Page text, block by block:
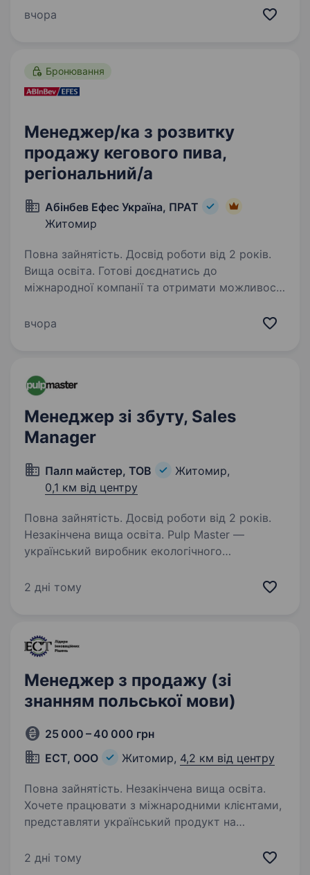
Ви отримаєте наставництво від працівників
вчора
Бронювання
Менеджер/ка з розвитку
продажу кегового пива,
регіональний/а
Абінбев Ефес Україна, ПРАТ
Житомир
Повна зайнятість. Досвід роботи від 2 років.
Вища освіта. Готові доєднатись до
міжнародної компанії та отримати можливості
Ви отримаєте наставництво від працівників
вчора
Менеджер зі збуту, Sales
Manager
Палп майстер, ТОВ
Житомир,
0,1 км від центру
Повна зайнятість. Досвід роботи від 2 років.
Незакінчена вища освіта. Pulp Master —
український виробник екологічного
Сфера діяльності: виробництво, B2B-продажі,
2 дні тому
Менеджер з продажу (зі
знанням польської мови)
25 000 – 40 000 грн
ЕСТ, ООО
Житомир, 4,2 км від центру
Повна зайнятість. Незакінчена вища освіта.
Хочете працювати з міжнародними клієнтами,
представляти український продукт на
за кордон у рамках роботи? Тоді запрошуємо
2 дні тому